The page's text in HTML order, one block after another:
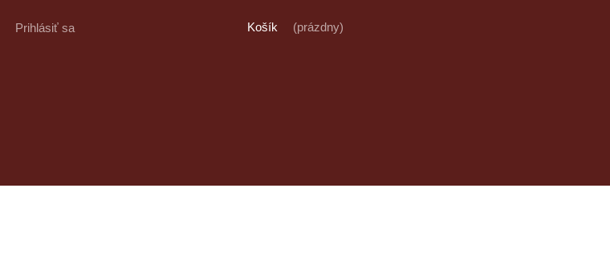
Prihlásiť sa Košík (prázdny)